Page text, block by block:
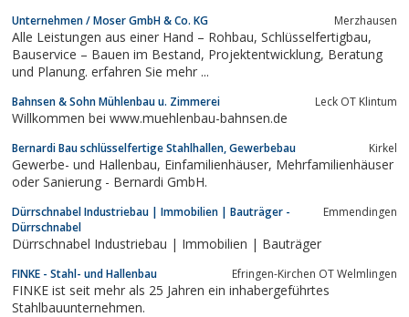
Pritzwalk
Unternehmen / Moser GmbH & Co. KG Merzhausen
Alle Leistungen aus einer Hand – Rohbau, Schlüsselfertigbau,
Bauservice – Bauen im Bestand, Projektentwicklung, Beratung
und Planung. erfahren Sie mehr ...
Bahnsen & Sohn Mühlenbau u. Zimmerei Leck OT Klintum
Willkommen bei www.muehlenbau-bahnsen.de
Bernardi Bau schlüsselfertige Stahlhallen, Gewerbebau Kirkel
Gewerbe- und Hallenbau, Einfamilienhäuser, Mehrfamilienhäuser
oder Sanierung - Bernardi GmbH.
Dürrschnabel Industriebau | Immobilien | Bauträger -
Dürrschnabel
Emmendingen
Dürrschnabel Industriebau | Immobilien | Bauträger
FINKE - Stahl- und Hallenbau Efringen-Kirchen OT Welmlingen
FINKE ist seit mehr als 25 Jahren ein inhabergeführtes
Stahlbauunternehmen.